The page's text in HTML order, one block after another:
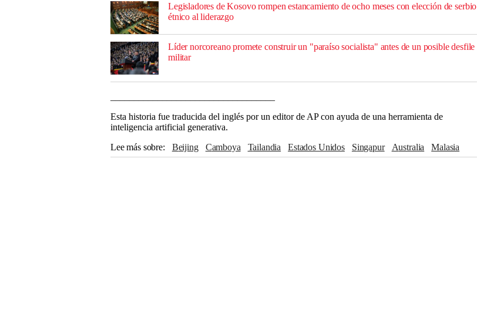
Legisladores de Kosovo rompen estancamiento de ocho meses con elección de serbio
étnico al liderazgo
Líder norcoreano promete construir un "paraíso socialista" antes de un posible desfile
militar
Esta historia fue traducida del inglés por un editor de AP con ayuda de una herramienta de
inteligencia artificial generativa.
Lee más sobre
Beijing Camboya Tailandia Estados Unidos Singapur Australia
Malasia
Filipinas
Reino Unido Facebook